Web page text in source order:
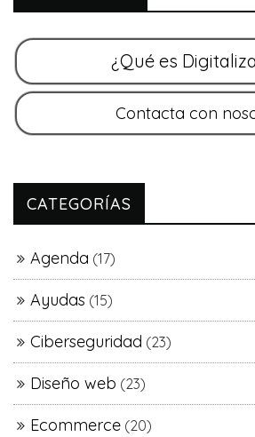
CATEGORÍAS
Agenda (17)
Ayudas (15)
Ciberseguridad (23)
Diseño web (23)
Ecommerce (20)